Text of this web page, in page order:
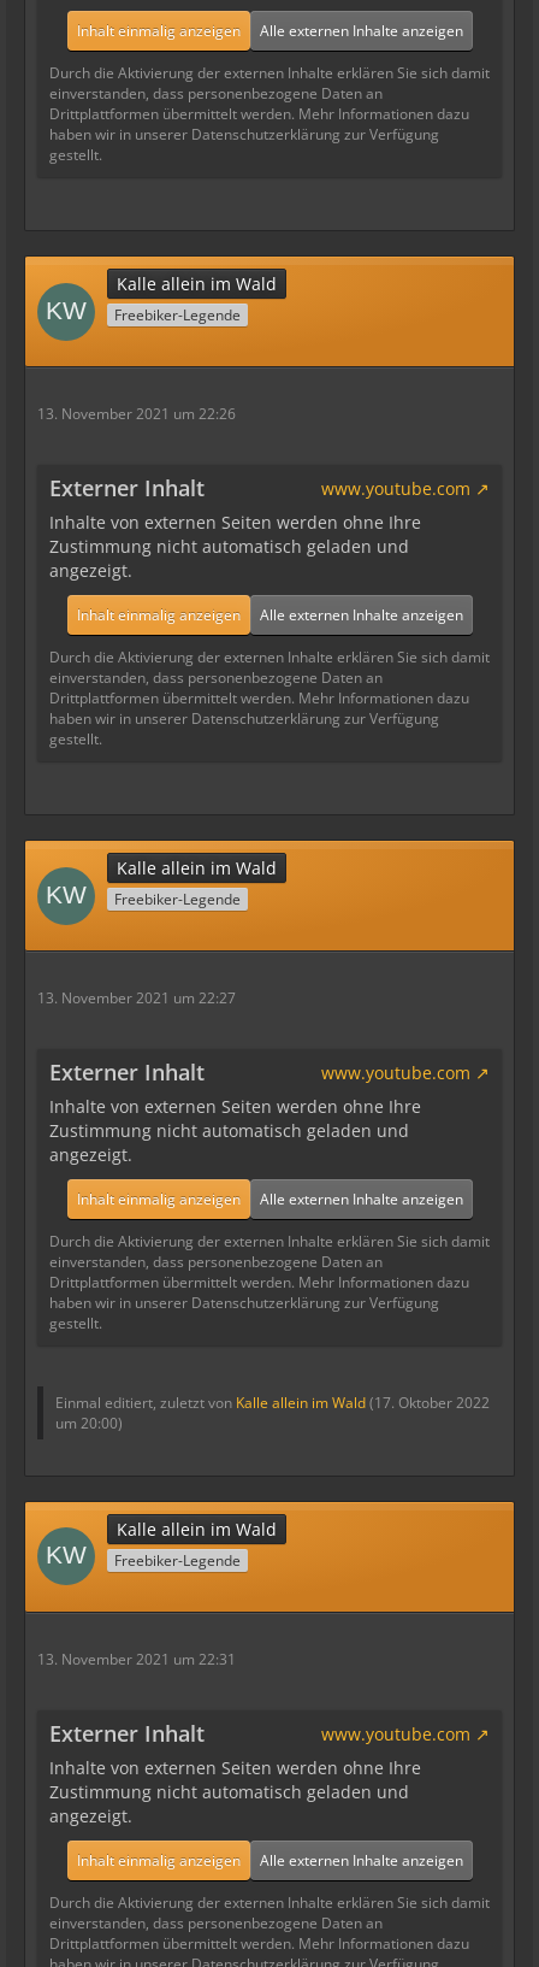
Inhalt einmalig anzeigen Alle externen Inhalte anzeigen
Durch die Aktivierung der externen Inhalte erklären Sie sich damit
einverstanden, dass personenbezogene Daten an
Drittplattformen übermittelt werden. Mehr Informationen dazu
haben wir in unserer Datenschutzerklärung zur Verfügung
gestellt.
Kalle allein im Wald
Freebiker-Legende
13. November 2021 um 22:26
Externer Inhalt
www.youtube.com
Inhalte von externen Seiten werden ohne Ihre
Zustimmung nicht automatisch geladen und
angezeigt.
Inhalt einmalig anzeigen Alle externen Inhalte anzeigen
Durch die Aktivierung der externen Inhalte erklären Sie sich damit
einverstanden, dass personenbezogene Daten an
Drittplattformen übermittelt werden. Mehr Informationen dazu
haben wir in unserer Datenschutzerklärung zur Verfügung
gestellt.
Kalle allein im Wald
Freebiker-Legende
13. November 2021 um 22:27
Externer Inhalt
www.youtube.com
Inhalte von externen Seiten werden ohne Ihre
Zustimmung nicht automatisch geladen und
angezeigt.
Inhalt einmalig anzeigen Alle externen Inhalte anzeigen
Durch die Aktivierung der externen Inhalte erklären Sie sich damit
einverstanden, dass personenbezogene Daten an
Drittplattformen übermittelt werden. Mehr Informationen dazu
haben wir in unserer Datenschutzerklärung zur Verfügung
gestellt.
Einmal editiert, zuletzt von Kalle allein im Wald(17. Oktober 2022
um 20:00)
Kalle allein im Wald
Freebiker-Legende
13. November 2021 um 22:31
Externer Inhalt
www.youtube.com
Inhalte von externen Seiten werden ohne Ihre
Zustimmung nicht automatisch geladen und
angezeigt.
Inhalt einmalig anzeigen Alle externen Inhalte anzeigen
Durch die Aktivierung der externen Inhalte erklären Sie sich damit
einverstanden, dass personenbezogene Daten an
Drittplattformen übermittelt werden. Mehr Informationen dazu